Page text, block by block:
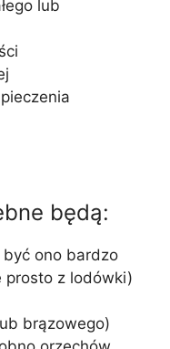
lub
będą:
być ono bardzo
prosto z lodówki)
brązowego)